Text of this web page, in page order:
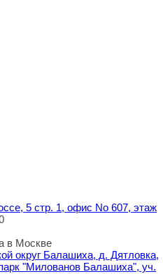
5 стр. 1, офис No 607, этаж
в Москве
округ Балашиха, д. Дятловка,
"Милованов Балашиха", уч.